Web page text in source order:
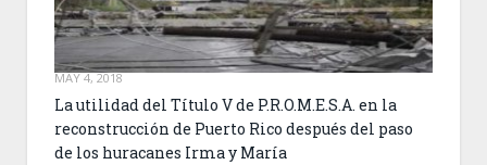
MAY 4, 2018
La utilidad del Título V de P.R.O.M.E.S.A. en la
reconstrucción de Puerto Rico después del paso
de los huracanes Irma y María